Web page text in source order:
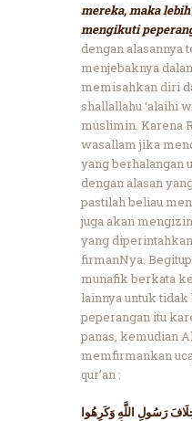
mereka, maka
mengikuti
dengan alasannya
menjebaknya
memisahkan diri
shallallahu ‘alaihi
muslimin. Karena
wasallam jika
yang berhalangan
dengan alasan
pastilah beliau
juga akan
yang
firmanNya.
munafik berkata
lainnya untuk
peperangan itu
panas, kemudian
memfirmankan
qur’an :
رَسُولِ اللَّهِ وَكَرِهُوا